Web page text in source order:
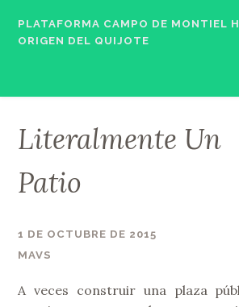
content
PLATAFORMA CAMPO DE MONTIEL
ORIGEN DEL QUIJOTE
Literalmente Un
Patio
1 DE OCTUBRE DE 2015
MAVS
A veces construir una plaza